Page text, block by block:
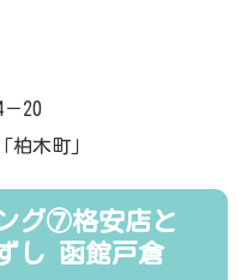
－20
柏木町」
グ⑦格安店と
し 函館戸倉